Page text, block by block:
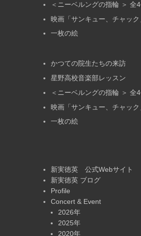
＜ニーベルングの指輪 ＞ 全
映画「サンキュー、チャック
一枚の絵
かつての院生たちの来訪
星野高校音楽部レッスン
＜ニーベルングの指輪 ＞ 全
映画「サンキュー、チャック
一枚の絵
新実徳英 公式Webサイト
新実徳英 ブログ
Profile
Concert & Event
2026年
2025年
2020年